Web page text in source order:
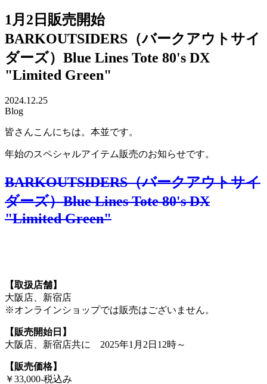
1月2日販売開始
BARKOUTSIDERS（バークアウトサイ
ダーズ）Blue Lines Tote 80's DX
"Limited Green"
2024.12.25
Blog
皆さんこんにちは。本並です。
年始のスペシャルアイテム販売のお知らせです。
BARKOUTSIDERS（バークアウトサイ
ダーズ）Blue Lines Tote 80's DX
"Limited Green"
【取扱店舗】
大阪店、新宿店
※オンラインショップでは販売はございません。
【販売開始日】
大阪店、新宿店共に 2025年1月2日12時～
【販売価格】
￥33,000-税込み